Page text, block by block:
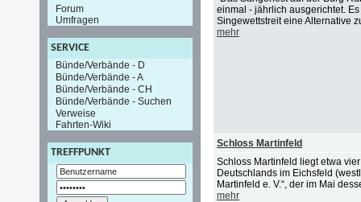
Forum
Umfragen
SERVICE
Bünde/Verbände - D
Bünde/Verbände - A
Bünde/Verbände - CH
Bünde/Verbände - Suchen
Verweise
Fahrten-Wiki
TREFFPUNKT
einmal - jährlich ausgerichtet.
Singewettstreit eine Alternative
mehr
Schloss Martinfeld
Schloss Martinfeld liegt etwa
Deutschlands im Eichsfeld
Martinfeld e. V.“, der im Mai
mehr